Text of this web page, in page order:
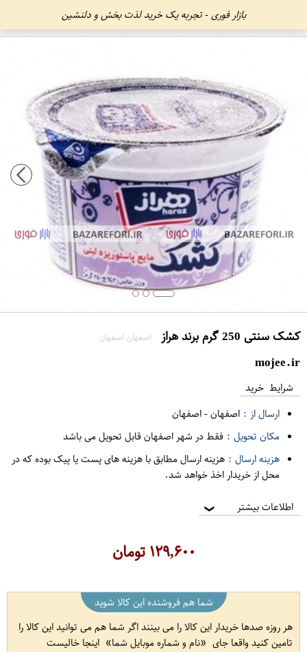
بازار فوری - تجربه یک خرید لذت بخش و دلنشین
کشک سنتی 250 گرم برند هراز اصفهان اصفهان
mojee.ir
شرایط خرید
ارسال از : اصفهان-اصفهان
مکان تحویل : فقط در شهر اصفهان قابل تحویل می باشد
هزینه ارسال : هزینه ارسال مطابق با هزینه های پست یا پیک بوده که در
محل از خریدار اخذ خواهد شد.
اطلاعات بیشتر ❯
۱۲۹,۶۰۰تومان
شما هم فروشنده این کالا شوید
هر روزه صدها خریدار این کالا را می بینند اگر شما هم می توانید این کالا را
تامین کنید واقعا جای
نام و شماره موبایل شما اینجا خالیست